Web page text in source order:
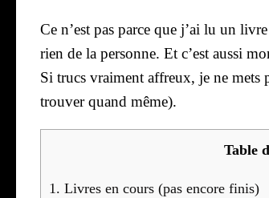
Ce n’est pas parce que j’ai lu un
rien de la per­sonne. Et c’est aus­si
Si trucs vrai­ment affreux, je ne mets
trou­ver quand même).
Table
1. Livres en cours (pas encore finis)